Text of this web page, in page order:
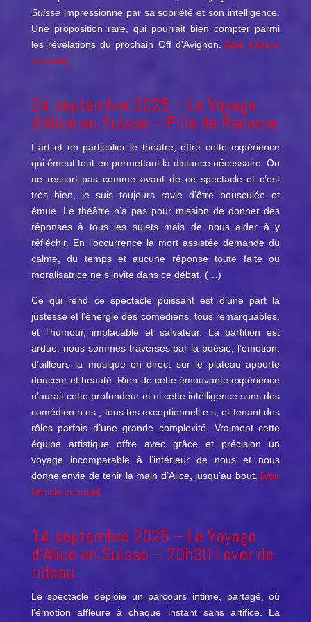
Suisseimpressionne par sa sobriété et son intelligence.
Une proposition rare, qui pourrait bien compter parmi
les révélations du prochain Off d’Avignon.
[Voir l’article
complet]
24 septembre 2025 – Le Voyage
d’Alice en Suisse – Fille de Paname
L’art et en particulier le théâtre, offre cette expérience
qui émeut tout en permettant la distance nécessaire. On
ne ressort pas comme avant de ce spectacle et c’est
très bien, je suis toujours ravie d’être bousculée et
émue. Le théâtre n’a pas pour mission de donner des
réponses à tous les sujets mais de nous aider à y
réfléchir. En l’occurrence la mort assistée demande du
calme, du temps et aucune réponse toute faite ou
moralisatrice ne s’invite dans ce débat. (…)
Ce qui rend ce spectacle puissant est d’une part la
justesse et l’énergie des comédiens, tous remarquables,
et l’humour, implacable et salvateur. La partition est
ardue, nous sommes traversés par la poésie, l’émotion,
d’ailleurs la musique en direct sur le plateau apporte
douceur et beauté. Rien de cette émouvante expérience
n’aurait cette profondeur et ni cette intelligence sans des
comédien.n.es , tous.tes exceptionnell.e.s, et tenant des
rôles parfois d’une grande complexité. Vraiment cette
équipe artistique offre avec grâce et précision un
voyage incomparable à l’intérieur de nous et nous
donne envie de tenir la main d’Alice, jusqu’au bout. [Voir
l’article complet]
14 septembre 2025 – Le Voyage
d’Alice en Suisse – 20h30 Lever de
rideau
Le spectacle déploie un parcours intime, partagé, où
l’émotion affleure à chaque instant sans artifice. La